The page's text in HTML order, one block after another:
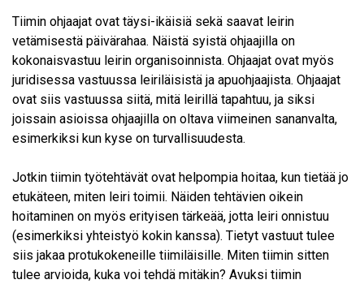
Tiimin ohjaajat ovat täysi-ikäisiä sekä saavat leirin
vetämisestä päivärahaa. Näistä syistä ohjaajilla on
kokonaisvastuu leirin organisoinnista. Ohjaajat ovat myös
juridisessa vastuussa leiriläisistä ja apuohjaajista. Ohjaajat
ovat siis vastuussa siitä, mitä leirillä tapahtuu, ja siksi
joissain asioissa ohjaajilla on oltava viimeinen sananvalta,
esimerkiksi kun kyse on turvallisuudesta.
Jotkin tiimin työtehtävät ovat helpompia hoitaa, kun tietää jo
etukäteen, miten leiri toimii. Näiden tehtävien oikein
hoitaminen on myös erityisen tärkeää, jotta leiri onnistuu
(esimerkiksi yhteistyö kokin kanssa). Tietyt vastuut tulee
siis jakaa protukokeneille tiimiläisille. Miten tiimin sitten
tulee arvioida, kuka voi tehdä mitäkin? Avuksi tiimin